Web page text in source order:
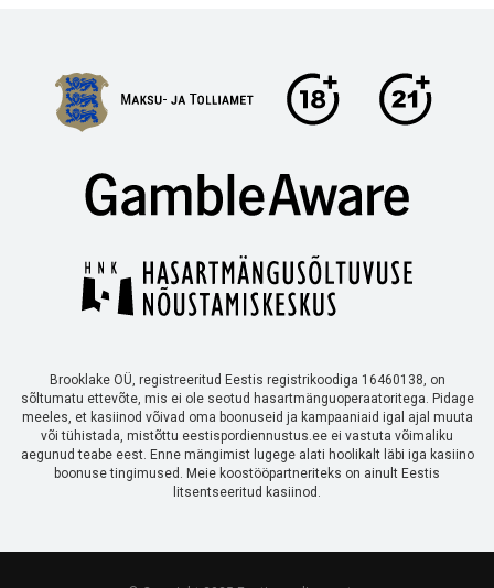
Brooklake OÜ, registreeritud Eestis registrikoodiga 16460138, on
sõltumatu ettevõte, mis ei ole seotud hasartmänguoperaatoritega. Pidage
meeles, et kasiinod võivad oma boonuseid ja kampaaniaid igal ajal muuta
või tühistada, mistõttu eestispordiennustus.ee ei vastuta võimaliku
aegunud teabe eest. Enne mängimist lugege alati hoolikalt läbi iga kasiino
boonuse tingimused. Meie koostööpartneriteks on ainult Eestis
litsentseeritud kasiinod.